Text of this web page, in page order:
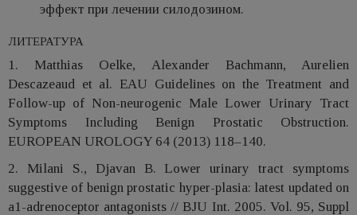
эффект при лечении силодозином.
ЛИТЕРАТУРА
1. Matthias Oelke, Alexander Bachmann, Aurelien
Descazeaud et al. EAU Guidelines on the Treatment and
Follow-up of Non-neurogenic Male Lower Urinary Tract
Symptoms Including Benign Prostatic Obstruction.
EUROPEAN UROLOGY 64 (2013) 118–140.
2. Milani S., Djavan B. Lower urinary tract symptoms
suggestive of benign prostatic hyper-plasia: latest updated on
a1-adrenoceptor antagonists // BJU Int. 2005. Vol. 95, Suppl